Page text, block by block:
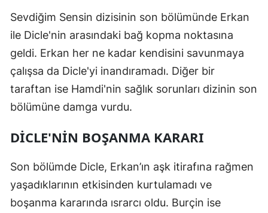
Hakkari
İzmir
Kars
Sevdiğim Sensin dizisinin son bölümünde Erkan
ile Dicle'nin arasındaki bağ kopma noktasına
geldi. Erkan her ne kadar kendisini savunmaya
çalışsa da Dicle'yi inandıramadı. Diğer bir
taraftan ise Hamdi'nin sağlık sorunları dizinin son
bölümüne damga vurdu.
DICLE'NIN BOŞANMA KARARI
Son bölümde Dicle, Erkan’ın aşk itirafına rağmen
yaşadıklarının etkisinden kurtulamadı ve
boşanma kararında ısrarcı oldu. Burçin ise